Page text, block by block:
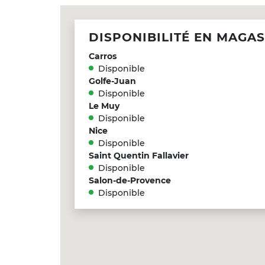
DISPONIBILITÉ EN
Carros
Disponible
Golfe-Juan
Disponible
Le Muy
Disponible
Nice
Disponible
Saint Quentin Fallavier
Disponible
Salon-de-Provence
Disponible